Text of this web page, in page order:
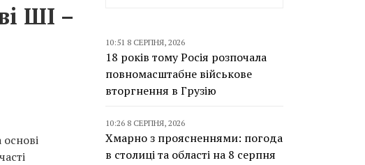
ШІ –
10:51 8 СЕРПНЯ, 2026
18 років тому Росія розпочала
повномасштабне військове
вторгнення в Грузію
10:26 8 СЕРПНЯ, 2026
Хмарно з проясненнями: погода
в столиці та області на 8 серпня